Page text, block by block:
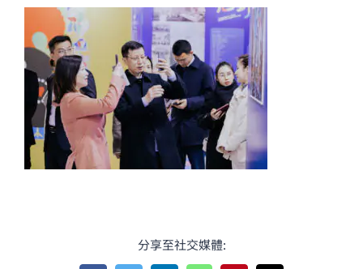
分享至社交媒體: